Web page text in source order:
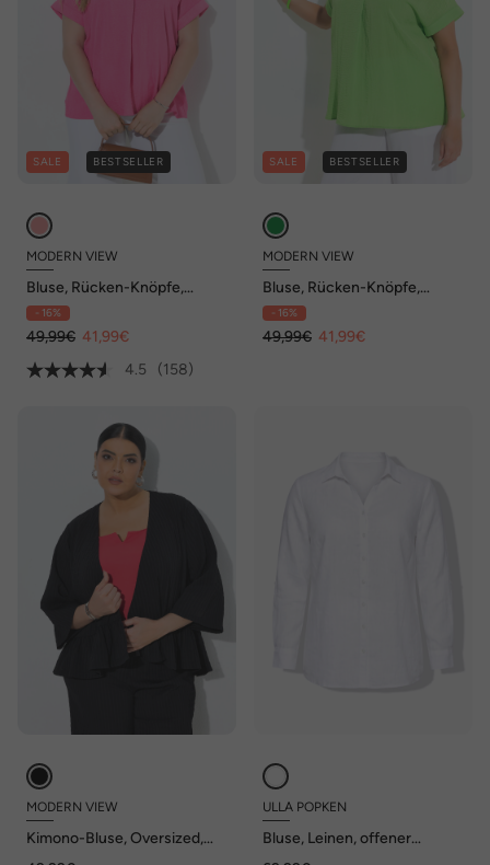
SALE BESTSELLER
MODERN VIEW
Bluse, Rücken-Knöpfe,
Oversized, Zierfalte, Halbarm
- 16%
49,99€ 41,99€
4.5
(158)
SALE BESTSELLER
MODERN VIEW
Bluse, Rücken-Knöpfe,
Oversized, Zierfalte, Halbarm
- 16%
49,99€ 41,99€
MODERN VIEW
Kimono-Bluse, Oversized,
ULLA POPKEN
Bluse, Leinen, offener